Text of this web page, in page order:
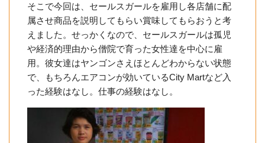
そこで今回は、セールスガールを雇用し各店舗に配
属させ商品を説明してもらい賞味してもらおうと考
えました。せっかくなので、セールスガールは孤児
や経済的理由から僧院で育った女性達を中心に雇
用。彼女達はヤンゴンさえほとんどわからない状態
で、もちろんエアコンが効いているCity Martなど入
った経験はなし。仕事の経験はなし。